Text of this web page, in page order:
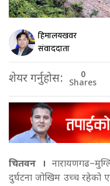
हिमालयखवर
संवाददाता
शेयर गर्नुहोस: 0
Shares
चितवन ।
दुर्घटना जोखिम उच्च